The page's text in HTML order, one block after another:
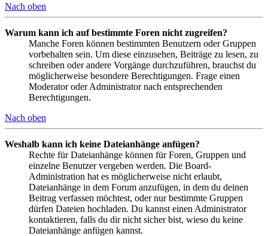
Nach oben
Warum kann ich auf bestimmte Foren nicht zugreifen?
Manche Foren können bestimmten Benutzern oder Gruppen
vorbehalten sein. Um diese einzusehen, Beiträge zu lesen, zu
schreiben oder andere Vorgänge durchzuführen, brauchst du
möglicherweise besondere Berechtigungen. Frage einen
Moderator oder Administrator nach entsprechenden
Berechtigungen.
Nach oben
Weshalb kann ich keine Dateianhänge anfügen?
Rechte für Dateianhänge können für Foren, Gruppen und
einzelne Benutzer vergeben werden. Die Board-
Administration hat es möglicherweise nicht erlaubt,
Dateianhänge in dem Forum anzufügen, in dem du deinen
Beitrag verfassen möchtest, oder nur bestimmte Gruppen
dürfen Dateien hochladen. Du kannst einen Administrator
kontaktieren, falls du dir nicht sicher bist, wieso du keine
Dateianhänge anfügen kannst.